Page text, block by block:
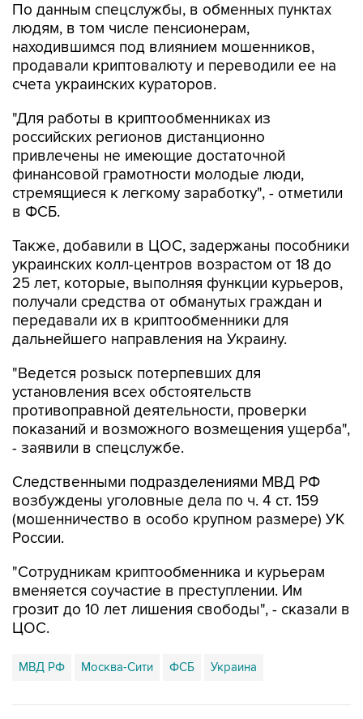
По данным спецслужбы, в обменных пунктах
людям, в том числе пенсионерам,
находившимся под влиянием мошенников,
продавали криптовалюту и переводили ее на
счета украинских кураторов.
"Для работы в криптообменниках из
российских регионов дистанционно
привлечены не имеющие достаточной
финансовой грамотности молодые люди,
стремящиеся к легкому заработку", - отметили
в ФСБ.
Также, добавили в ЦОС, задержаны пособники
украинских колл-центров возрастом от 18 до
25 лет, которые, выполняя функции курьеров,
получали средства от обманутых граждан и
передавали их в криптообменники для
дальнейшего направления на Украину.
"Ведется розыск потерпевших для
установления всех обстоятельств
противоправной деятельности, проверки
показаний и возможного возмещения ущерба",
- заявили в спецслужбе.
Следственными подразделениями МВД РФ
возбуждены уголовные дела по ч. 4 ст. 159
(мошенничество в особо крупном размере) УК
России.
"Сотрудникам криптообменника и курьерам
вменяется соучастие в преступлении. Им
грозит до 10 лет лишения свободы", - сказали в
ЦОС.
МВД РФ Москва-Сити ФСБ Украина